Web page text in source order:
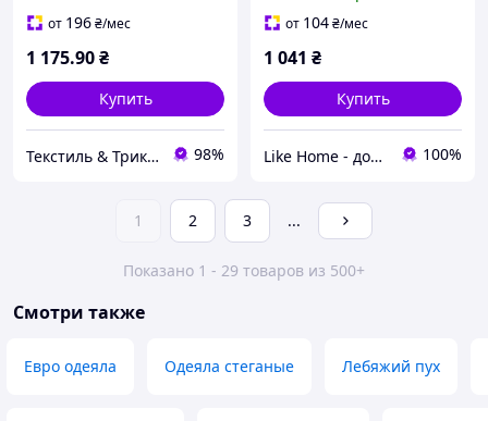
от 196₴/мес
1 175.90₴
Купить
Текстиль & Трикотаж — текстиль для всей семьи 98%
от 104₴/мес
1 041 ₴
Купить
Like Home - домашний уют для всей семьи. Будьте как дома 🤗 100%
1 2 3 ...
Показано 1 - 29 товаров из 500+
Смотри также
Евро одеяла Одеяла стеганые Лебяжий пух